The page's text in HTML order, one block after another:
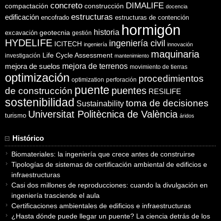
compactación concreto construcción DIMALIFE docencia
edificación encofrado estructuras estructuras de contención
excavación geotecnia gestión historia hormigón
HYDELIFE ICITECH ingeniería ingeniería civil innovación
investigación Life Cycle Assessment mantenimiento maquinaria
mejora de suelos mejora de terrenos movimiento de tierras
optimización optimization perforación procedimientos
de construcción puente puentes RESILIFE
sostenibilidad Sustainability toma de decisiones
turismo Universitat Politècnica de València áridos
Histórico
Biomateriales: la ingeniería que crece antes de construirse
Tipologías de sistemas de certificación ambiental de edificios e
infraestructuras
Casi dos millones de reproducciones: cuando la divulgación en
ingeniería trasciende el aula
Certificaciones ambientales de edificios e infraestructuras
¿Hasta dónde puede llegar un puente? La ciencia detrás de los